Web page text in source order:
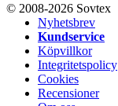
© 2008-2026 Sovtex
Nyhetsbrev
Kundservice
Köpvillkor
Integritetspolicy
Cookies
Recensioner